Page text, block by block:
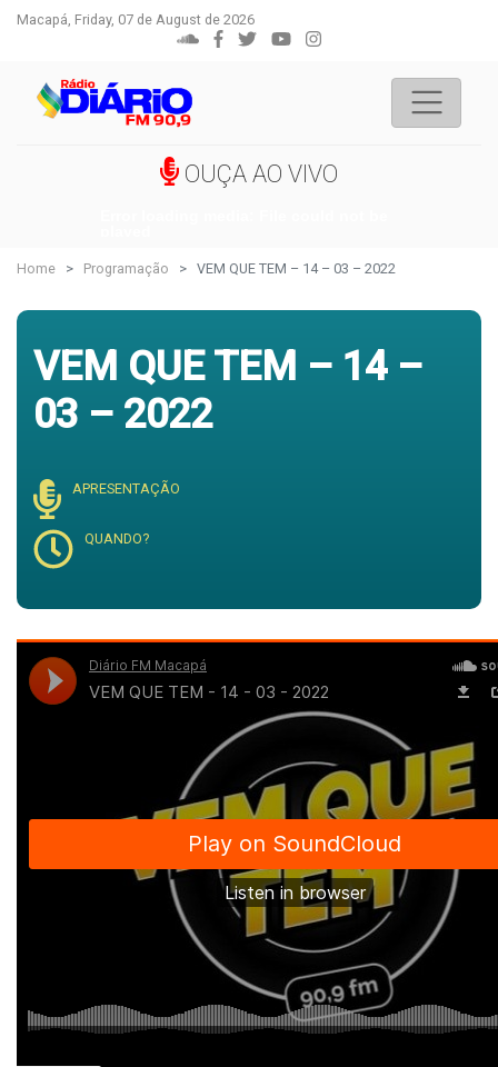
Macapá, Friday, 07 de August de 2026
OUÇA AO VIVO
Home Programação VEM QUE TEM – 14 – 03 – 2022
VEM QUE TEM – 14 –
03 – 2022
APRESENTAÇÃO
QUANDO?